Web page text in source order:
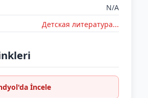
N/A
Детская литератураㅤㅤㅤ...
İncele